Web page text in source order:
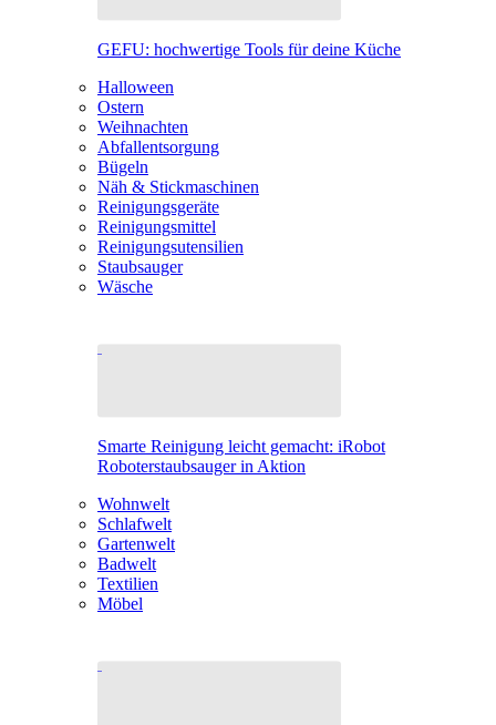
GEFU: hochwertige Tools für deine Küche
Halloween
Ostern
Weihnachten
Abfallentsorgung
Bügeln
Näh & Stickmaschinen
Reinigungsgeräte
Reinigungsmittel
Reinigungsutensilien
Staubsauger
Wäsche
Smarte Reinigung leicht gemacht: iRobot
Roboterstaubsauger in Aktion
Wohnwelt
Schlafwelt
Gartenwelt
Badwelt
Textilien
Möbel